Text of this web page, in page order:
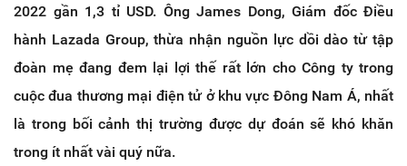
2022 gần 1,3 tỉ USD. Ông James Dong, Giám đốc Điều
hành Lazada Group, thừa nhận nguồn lực dồi dào từ tập
đoàn mẹ đang đem lại lợi thế rất lớn cho Công ty trong
cuộc đua thương mại điện tử ở khu vực Đông Nam Á, nhất
là trong bối cảnh thị trường được dự đoán sẽ khó khăn
trong ít nhất vài quý nữa.